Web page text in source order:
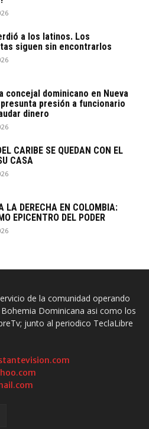
a los latinos. Los
siguen sin encontrarlos
concejal dominicano en Nueva
presión a funcionario
dinero
CARIBE SE QUEDAN CON EL
CASA
LA DERECHA EN COLOMBIA:
EPICENTRO DEL PODER
de la comunidad operando
Dominicana asi como los
junto al periodico TeclaLibre